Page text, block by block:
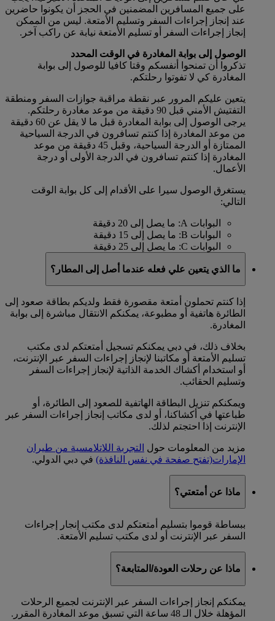
على جميع المسافرين المضمنين في الحجز أن يكونوا حاضرين
عند إنجاز إجراءات السفر وتسليم الأمتعة. ليس من الممكن
إنجاز إجراءات السفر أو تسليم الأمتعة نيابة عن راكب آخر.
الوصول إلى بوابة المغادرة في الوقت المحدد
تذكروا أن تمنحوا أنفسكم وقتا كافيا للوصول إلى بوابة
المغادرة كي لا تفوتوا رحلتكم.
يتعين عليكم المرور عبر نقطة مراقبة جوازات السفر ومنطقة
التفتيش الأمني قبل 90 دقيقة من موعد مغادرة رحلتكم.
يرجى الوصول إلى بوابة المغادرة قبل ما لا يقل عن 60 دقيقة
من موعد المغادرة إذا كنتم تسافرون في الدرجة السياحية
الممتازة أو الدرجة السياحية، وقبل 45 دقيقة من موعد
المغادرة إذا كنتم تسافرون في الدرجة الأولى أو درجة
الأعمال.
يستغرق الوصول سيرا على الأقدام إلى كل بوابة الوقت
التالي:
البوابات A: ما يصل إلى 20 دقيقة
البوابات B: ما يصل إلى 15 دقيقة
البوابات C: ما يصل إلى 25 دقيقة
ما الذي يتعين علي فعله عندما أصل إلى المطار؟
إذا كنتم تحملون أمتعة مقصورة فقط ولديكم بطاقة صعود إلى
الطائرة هاتفية أو مطبوعة، يمكنكم الانتقال مباشرة إلى بوابة
المغادرة.
بخلاف ذلك، في دبي يمكنكم تسجيل أمتعتكم لدى مكتب
تسليم الأمتعة أو مكاتبنا لإنجاز إجراءات السفر عبر الإنترنت،
أو استخدام أكشاك الخدمة الذاتية لإنجاز إجراءات السفر
وتسليم الحقائب.
ويمكنكم تنزيل البطاقة الهاتفية للصعود إلى الطائرة، أو
طباعتها في أكشاكنا، أو لدى مكاتب إنجاز إجراءات السفر عبر
الإنترنت إذا احتجتم لذلك.
مزيد من المعلومات حول التجربة اللاتلامسية من طيران
الإمارات(تفتح صفحة في نفس النافذة) في دبي الدولي.
ماذا عن أمتعتي؟
ببساطة قوموا بتسليم أمتعتكم لدى مكتب إنجار إجراءات
السفر عبر الإنترنت أو لدى مكتب تسليم الأمتعة.
ماذا عن رحلات العودة/المتابعة؟
يمكنكم إنجاز إجراءات السفر عبر الإنترنت لجميع الرحلات
المؤهلة خلال الـ 48 ساعة التي تسبق موعد المغادرة المقرر.